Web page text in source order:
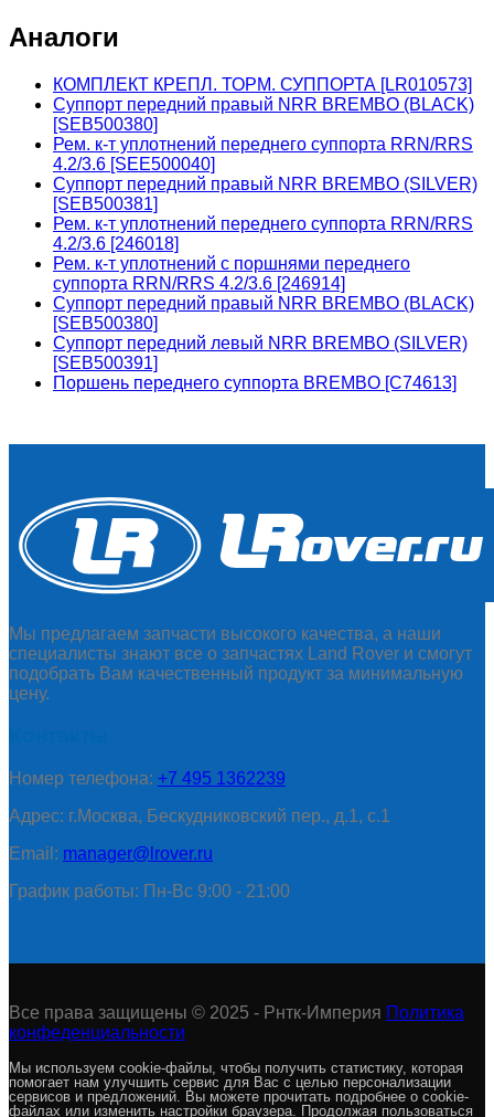
Аналоги
КОМПЛЕКТ КРЕПЛ. ТОРМ. СУППОРТА [LR010573]
Суппорт передний правый NRR BREMBO (BLACK)
[SEB500380]
Рем. к-т уплотнений переднего суппорта RRN/RRS
4.2/3.6 [SEE500040]
Суппорт передний правый NRR BREMBO (SILVER)
[SEB500381]
Рем. к-т уплотнений переднего суппорта RRN/RRS
4.2/3.6 [246018]
Рем. к-т уплотнений с поршнями переднего
суппорта RRN/RRS 4.2/3.6 [246914]
Суппорт передний правый NRR BREMBO (BLACK)
[SEB500380]
Суппорт передний левый NRR BREMBO (SILVER)
[SEB500391]
Поршень переднего суппорта BREMBO [C74613]
Мы предлагаем запчасти высокого качества, а наши
специалисты знают все о запчастях Land Rover и смогут
подобрать Вам качественный продукт за минимальную
цену.
Номер телефона: +7 495 1362239
Адрес: г.Москва, Бескудниковский пер., д.1, с.1
Email: manager@lrover.ru
График работы: Пн-Вс 9:00 - 21:00
Все права защищены © 2025 - Рнтк-Империя Политика
конфеденциальности
Мы используем cookie-файлы, чтобы получить статистику, которая
помогает нам улучшить сервис для Вас с целью персонализации
сервисов и предложений. Вы можете прочитать подробнее о cookie-
файлах или изменить настройки браузера. Продолжая пользоваться